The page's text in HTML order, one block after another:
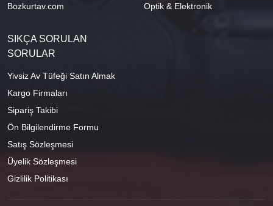
Bozkurtav.com
Optik & Elektronik
SIKÇA SORULAN
SORULAR
Yivsiz Av Tüfeği Satın Almak
Kargo Firmaları
Sipariş Takibi
Ön Bilgilendirme Formu
Satış Sözleşmesi
Üyelik Sözleşmesi
Gizlilik Politikası